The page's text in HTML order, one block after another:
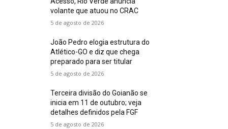
volante que atuou no CRAC
5 de agosto de 2026
João Pedro elogia estrutura do
Atlético-GO e diz que chega
preparado para ser titular
5 de agosto de 2026
Terceira divisão do Goianão se
inicia em 11 de outubro; veja
detalhes definidos pela FGF
5 de agosto de 2026